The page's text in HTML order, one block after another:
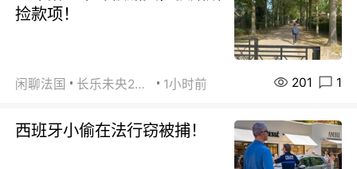
捡款项！
闲聊法国 长乐未央2015 1小时前 201 1
西班牙小偷在法行窃被捕！